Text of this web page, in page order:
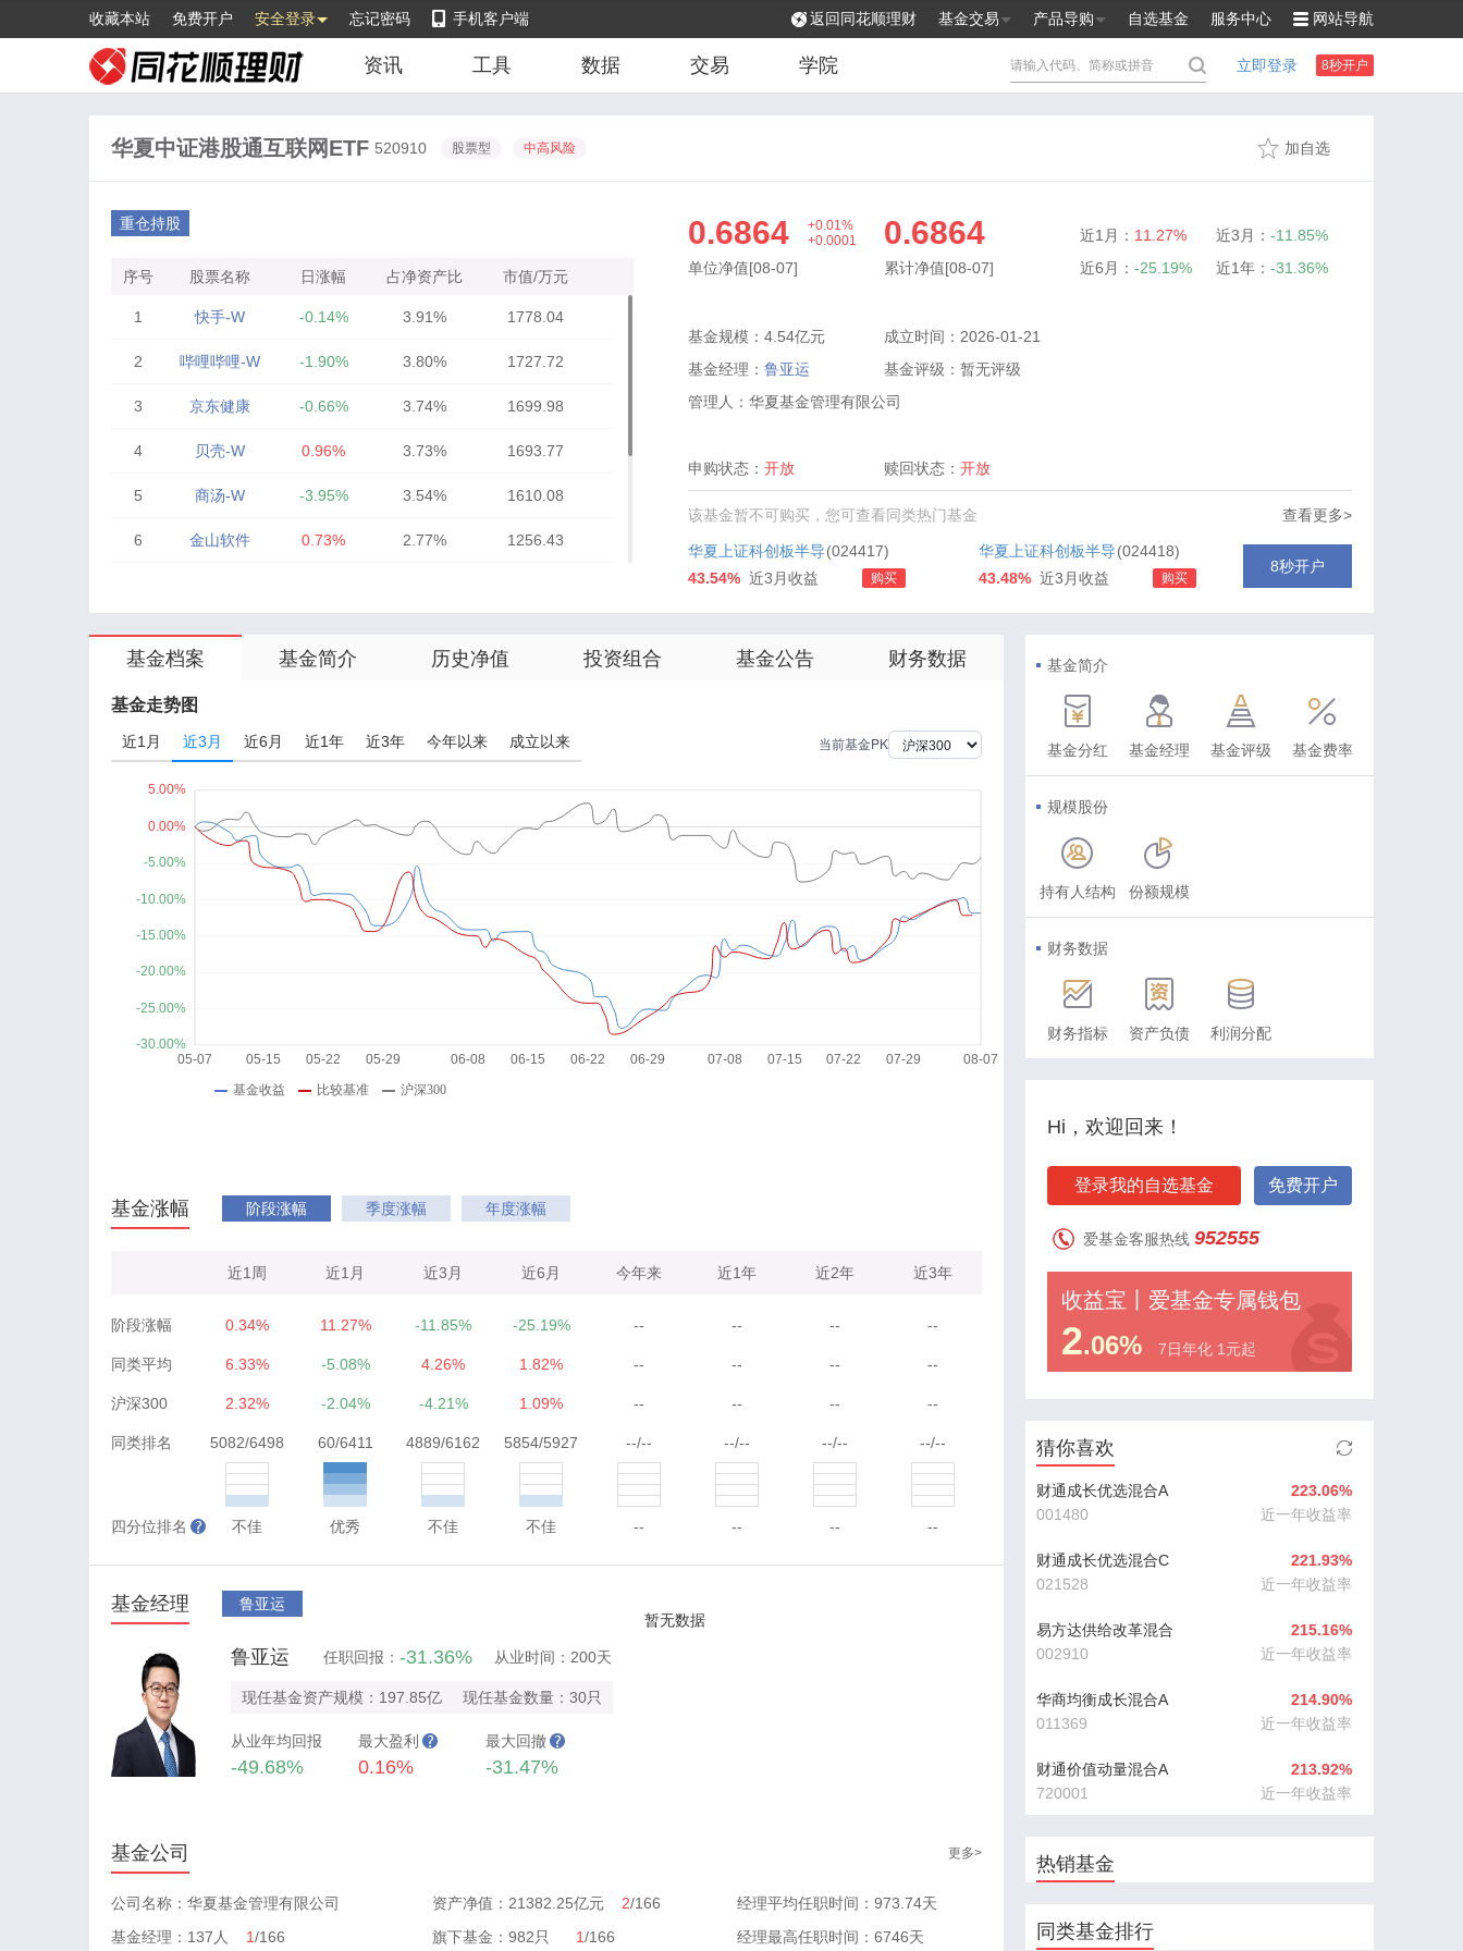
收藏本站 免费开户 安全登录 忘记密码 手机客户端 返回同花顺理财 基金交易 产品导购 自选基金 服务中心 网站导航
资讯 工具 数据 交易 学院 立即登录 8秒开户
华夏中证港股通互联网ETF 520910 股票型 中高风险 加自选
重仓持股
序号 股票名称 日涨幅 占净资产比 市值/万元
1 快手-W -0.14% 3.91% 1778.04
2 哔哩哔哩-W -1.90% 3.80% 1727.72
3 京东健康 -0.66% 3.74% 1699.98
4 贝壳-W 0.96% 3.73% 1693.77
5 商汤-W -3.95% 3.54% 1610.08
6 金山软件 0.73% 2.77% 1256.43
美团-W 0.00%
10 小米集团-W
0.6864
+0.01%
+0.0001
单位净值[08-07]
0.6864
累计净值[08-07]
近1月： 11.27% 近3月： -11.85%
近6月： -25.19% 近1年： -31.36%
基金规模：4.54亿元
成立时间：2026-01-21
基金经理： 鲁亚运 基金评级： 暂无评级
管理人：华夏基金管理有限公司
申购状态： 开放 赎回状态： 开放
该基金暂不可购买，您可查看同类热门基金 查看更多>
华夏上证科创板半导
体材料设备主题ETF
(024417)
43.54% 近3月收益 购买
华夏上证科创板半导
体材料设备主题ETF
(024418)
43.48% 近3月收益 购买
8秒开户
基金档案 基金简介 历史净值 投资组合 基金公告 财务数据
基金涨幅 阶段涨幅 季度涨幅 年度涨幅
近1周 近1月 近3月 近6月 今年来 近1年 近2年 近3年
阶段涨幅 0.34% 11.27% -11.85% -25.19% -- -- -- --
同类平均 6.33% -5.08% 4.26% 1.82% -- -- -- --
沪深300 2.32% -2.04% -4.21% 1.09% -- -- -- --
同类排名 5082/6498 60/6411 4889/6162 5854/5927 --/-- --/-- --/-- --/--
四分位排名 不佳 优秀 不佳 不佳 -- -- -- --
基金经理 鲁亚运
鲁亚运 任职回报： -31.36% 从业时间：200天
现任基金资产规模：197.85亿 现任基金数量：30只
从业年均回报
-49.68%
最大盈利
0.16%
最大回撤
-31.47%
暂无数据
基金公司 更多>
公司名称：华夏基金管理有限公司 资产净值：21382.25亿元 2/166
经理平均任职时间：973.74天
基金经理：137人 1/166 旗下基金：982只 1/166 经理最高任职时间：6746天
基金简介
基金分红 基金经理 基金评级 基金费率
规模股份
持有人结构 份额规模
财务数据
财务指标 资产负债 利润分配
Hi，欢迎回来！
登录我的自选基金 免费开户
爱基金客服热线 952555
收益宝丨爱基金专属钱包
2.06% 7日年化 1元起
猜你喜欢
财通成长优选混合A
001480
223.06%
近一年收益率
财通成长优选混合C
021528
221.93%
近一年收益率
易方达供给改革混合
002910
215.16%
近一年收益率
华商均衡成长混合A
011369
214.90%
近一年收益率
财通价值动量混合A
720001
213.92%
近一年收益率
热销基金
同类基金排行